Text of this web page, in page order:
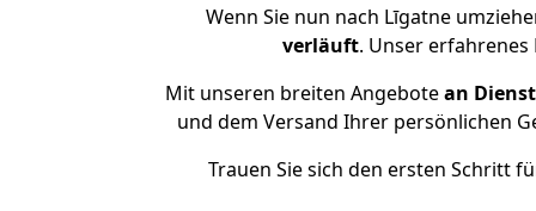
Wenn Sie nun nach Līgatne
verläuft. Unser
Mit unseren breiten Angebotean
und dem Versand Ihrer persönlichen
Trauen Sie sich den ersten Schritt